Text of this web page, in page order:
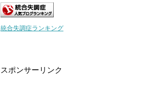
統合失調症ランキング
スポンサーリンク